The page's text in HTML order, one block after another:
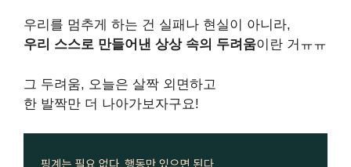
우리를 멈추게 하는 건 실패나 현실이 아니라,
우리 스스로 만들어낸 상상 속의 두려움이란 거ㅠㅠ
그 두려움, 오늘은 살짝 외면하고
한 발짝만 더 나아가보자구요!